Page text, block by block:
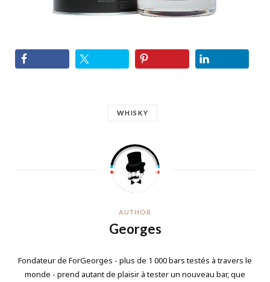
WHISKY
AUTHOR
Georges
Fondateur de ForGeorges - plus de 1 000 bars testés à travers le
monde - prend autant de plaisir à tester un nouveau bar, que